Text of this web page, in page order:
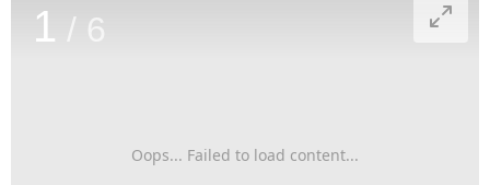
Oops... Failed to load content...
1 / 6